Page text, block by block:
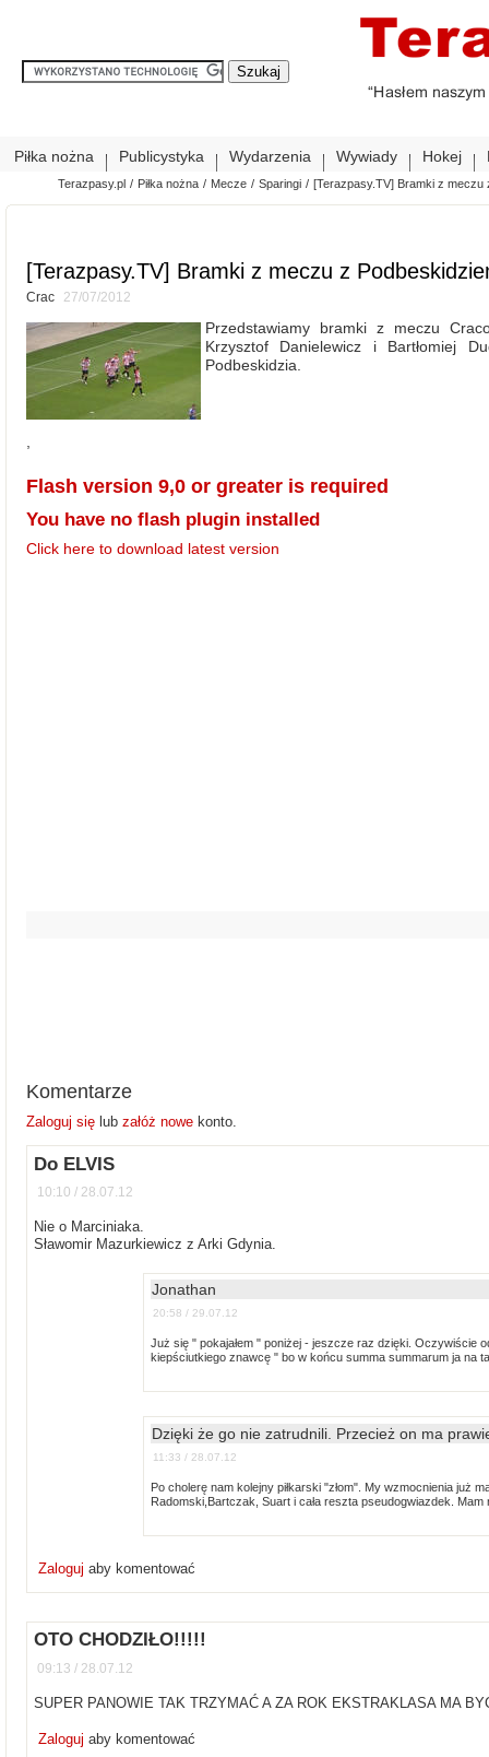
Piłka nożna Publicystyka Wydarzenia Wywiady Hokej
Terazpasy.pl / Piłka nożna / Mecze / Sparingi / [Terazpasy.TV] Bramki z meczu
[Terazpasy.TV] Bramki z meczu z
Crac 27/07/2012
Przedstawiamy bramki z meczu
Krzysztof Danielewicz i Bartłomiej
Podbeskidzia.
Flash version 9,0 or greater is required
You have no flash plugin installed
Click here to download latest version
Komentarze
Zaloguj się lub załóż nowe konto.
Do ELVIS
10:10 / 28.07.12
Nie o Marciniaka.
Sławomir Mazurkiewicz z Arki Gdynia.
Jonathan
20:58 / 29.07.12
Już się " pokajałem " poniżej - jeszcze raz dzięki. Oczywiście
kiepściutkiego znawcę " bo w końcu summa summarum ja na
Dzięki że go nie zatrudnili. Przecież on ma
11:33 / 28.07.12
Po cholerę nam kolejny piłkarski "złom". My wzmocnienia już
Radomski,Bartczak, Suart i cała reszta pseudogwiazdek.
Zalogujaby komentować
OTO CHODZIŁO!!!!!
09:13 / 28.07.12
SUPER PANOWIE TAK TRZYMAĆ A ZA ROK EKSTRAKLASA MA
Zalogujaby komentować